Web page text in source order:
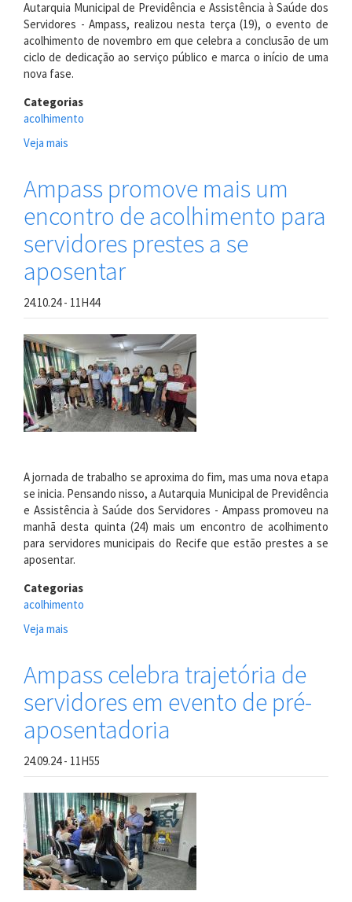
Autarquia Municipal de Previdência e Assistência à Saúde dos
Servidores - Ampass, realizou nesta terça (19), o evento de
acolhimento de novembro em que celebra a conclusão de um
ciclo de dedicação ao serviço público e marca o início de uma
nova fase.
Categorias
acolhimento
Veja mais
conquista
futuros
aposentados
evento
acolhimento
Ampass promove mais um
encontro de acolhimento para
servidores prestes a se
aposentar
24.10.24 - 11H44
A jornada de trabalho se aproxima do fim, mas uma nova etapa
se inicia. Pensando nisso, a Autarquia Municipal de Previdência
e Assistência à Saúde dos Servidores - Ampass promoveu na
manhã desta quinta (24) mais um encontro de acolhimento
para servidores municipais do Recife que estão prestes a se
aposentar.
Categorias
acolhimento
Veja mais
mais
um
encontro
de
para
servidores
prestes
a
se
aposentar
Ampass celebra trajetória de
servidores em evento de pré-
aposentadoria
24.09.24 - 11H55